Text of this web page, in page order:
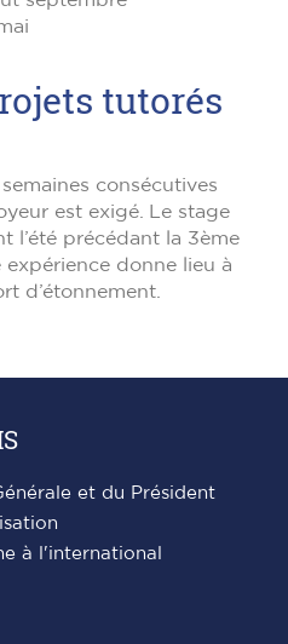
tutorés
consécutives
est exigé. Le stage
l’été précédant la 3ème
expérience donne lieu à
d’étonnement.
et du Président
à l'international